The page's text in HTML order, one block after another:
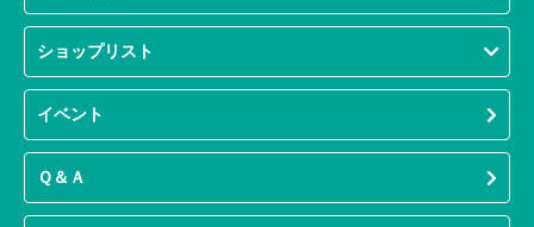
ショップリスト
イベント
Ｑ＆Ａ